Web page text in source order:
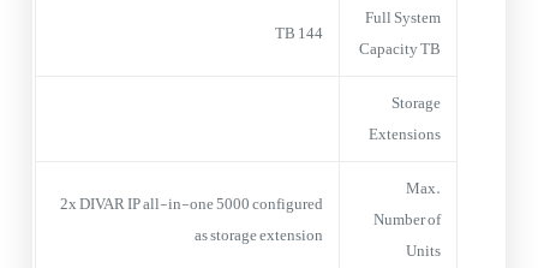
Full System
Capacity TB
144 TB
Storage
Extensions
Max.
Number of
Units
2x DIVAR IP all-in-one 5000 configured
as storage extension